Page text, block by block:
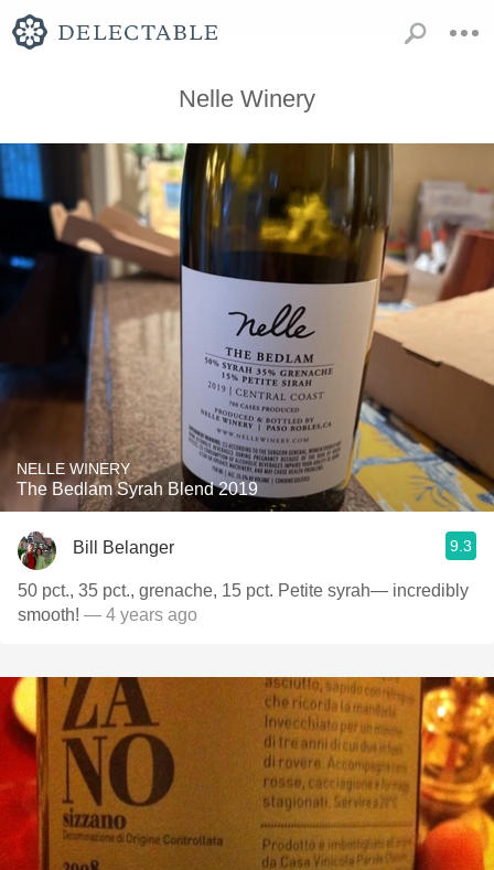
Nelle Winery
NELLE WINERY
The Bedlam Syrah Blend 2019
Bill Belanger 9.3
50 pct., 35 pct., grenache, 15 pct. Petite syrah— incredibly
smooth! — 4 years ago